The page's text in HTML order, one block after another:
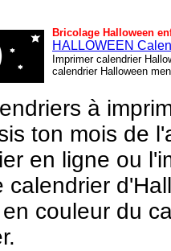
Bricolage Halloween
HALLOWEEN
Imprimer calendrier
calendrier Halloween
à
ton mois de
en ligne ou
calendrier
couleur du